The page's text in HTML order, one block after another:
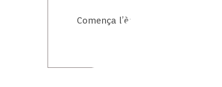
Comença l’època dels niguls